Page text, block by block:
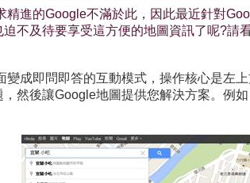
進的Google不滿於此，因此最近針對
不及待要享受這方便的地圖資訊了呢?請
成即問即答的互動模式，操作核心是左
然後讓Google地圖提供您解決方案。例